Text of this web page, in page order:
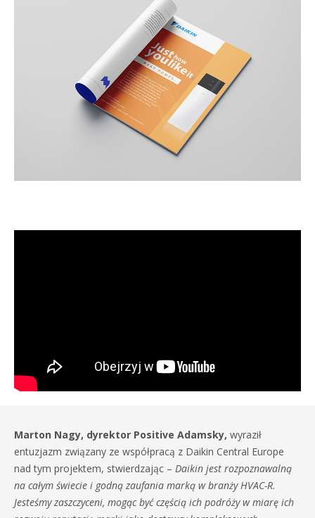
Marton Nagy, dyrektor Positive Adamsky, wyraził
entuzjazm związany ze współpracą z Daikin Central Europe
nad tym projektem, stwierdzając – Daikin jest rozpoznawalną
na całym świecie i godną zaufania marką w branży HVAC-R.
Jesteśmy zaszczyceni, mogąc być częścią ich podróży w miarę ich